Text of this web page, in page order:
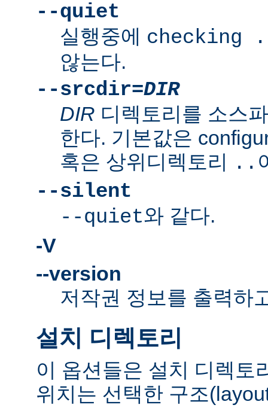
--quiet
실행중에 checking
않는다.
--srcdir=DIR
DIR 디렉토리를 소스
한다. 기본값은
혹은 상위디렉토리 ..
--silent
--quiet와 같다.
-V
--version
저작권 정보를 출력하
설치 디렉토리
이 옵션들은 설치 디렉토
위치는 선택한 구조